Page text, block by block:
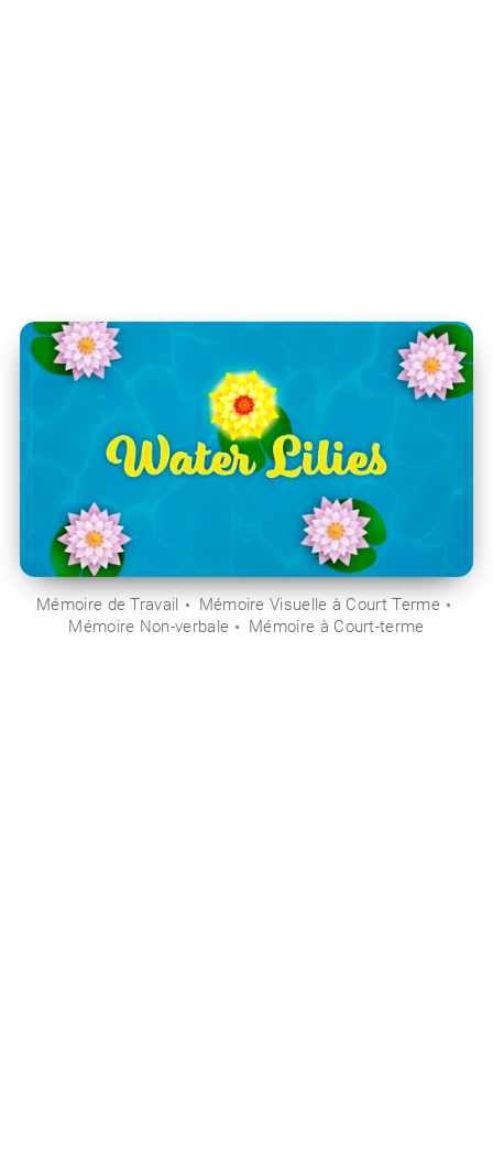
Mémoire de Travail
Mémoire Visuelle à Court Terme
Mémoire Non-verbale
Mémoire à Court-terme